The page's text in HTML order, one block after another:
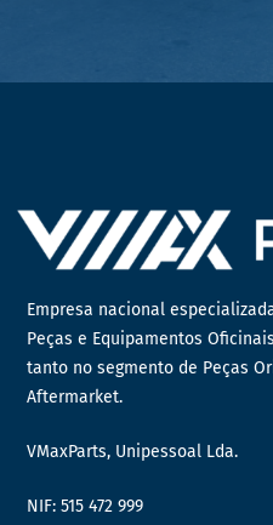
Empresa nacional
Peças e Equipamentos
tanto no segmento de Peças
Aftermarket.
VMaxParts, Unipessoal Lda.
NIF: 515 472 999